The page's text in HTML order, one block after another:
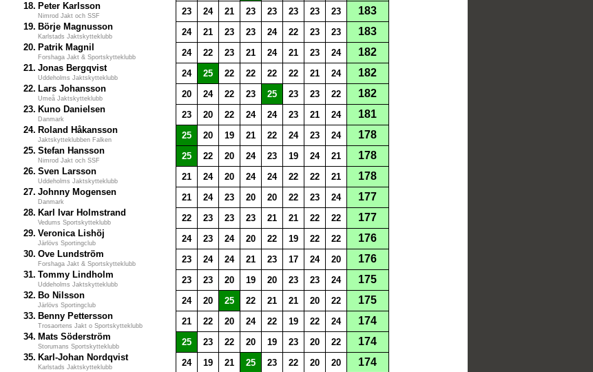
18. Peter Karlsson
Nimrod Jakt och SSF 23 24 21 23 23 23 23 23 183
19. Börje Magnusson
Karlstads Jaktskytteklubb 24 21 23 23 24 22 23 23 183
20. Patrik Magnil
Forshaga Jakt & Sportskytteklubb 24 22 23 21 24 21 23 24 182
21. Jonas Bergqvist
Uddeholms Jaktskytteklubb 24 25 22 22 22 22 21 24 182
22. Lars Johansson
Umeå Jaktskytteklubb 20 24 22 23 25 23 23 22 182
23. Kuno Danielsen
Danmark 23 20 22 24 24 23 21 24 181
24. Roland Håkansson
Jaktskytteklubben Falken 25 20 19 21 22 24 23 24 178
25. Stefan Hansson
Nimrod Jakt och SSF 25 22 20 24 23 19 24 21 178
26. Sven Larsson
Uddeholms Jaktskytteklubb 21 24 20 24 24 22 22 21 178
27. Johnny Mogensen
Danmark 21 24 23 20 20 22 23 24 177
28. Karl Ivar Holmstrand
Vedums Sportskytteklubb 22 23 23 23 21 21 22 22 177
29. Veronica Lishöj
Järlövs Sportingclub 24 23 24 20 22 19 22 22 176
30. Ove Lundström
Forshaga Jakt & Sportskytteklubb 23 24 24 21 23 17 24 20 176
31. Tommy Lindholm
Uddeholms Jaktskytteklubb 23 23 20 19 20 23 23 24 175
32. Bo Nilsson
Järlövs Sportingclub 24 20 25 22 21 21 20 22 175
33. Benny Pettersson
Trosaortens Jakt o Sportskytteklubb 21 22 20 24 22 19 22 24 174
34. Mats Söderström
Storumans Sportskytteklubb 25 23 22 20 19 23 20 22 174
35. Karl-Johan Nordqvist
Karlstads Jaktskytteklubb 24 19 21 25 23 22 20 20 174